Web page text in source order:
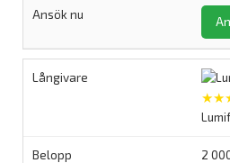
2